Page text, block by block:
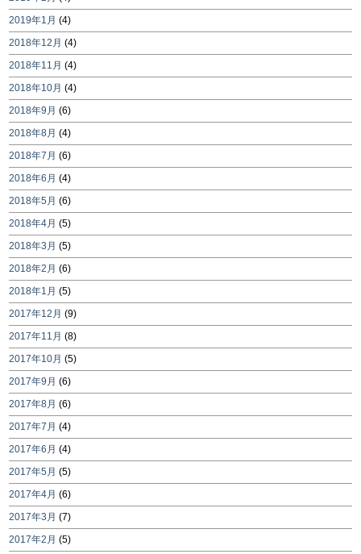
2019年1月 (4)
2018年12月 (4)
2018年11月 (4)
2018年10月 (4)
2018年9月 (6)
2018年8月 (4)
2018年7月 (6)
2018年6月 (4)
2018年5月 (6)
2018年4月 (5)
2018年3月 (5)
2018年2月 (6)
2018年1月 (5)
2017年12月 (9)
2017年11月 (8)
2017年10月 (5)
2017年9月 (6)
2017年8月 (6)
2017年7月 (4)
2017年6月 (4)
2017年5月 (5)
2017年4月 (6)
2017年3月 (7)
2017年2月 (5)